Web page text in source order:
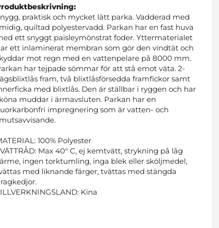
praktisk och mycket lätt parka. Vadderad med
quiltad polyestervadd. Parkan har en fast huva
ett snyggt paisleymönstrat foder. Yttermaterialet
ett inlaminerat membran som gör den vindtät och
mot regn med en vattenpelare på 8000 mm.
har tejpade sömmar för att stå emot väta. 2-
fram, två blixtlåsförsedda framfickor samt
med blixtlås. Den är ställbar i ryggen och har
muddar i ärmavsluten. Parkan har en
impregnering som är vatten- och
100% Polyester
Max 40° C, ej kemtvätt, strykning på låg
ingen torktumling, inga blek eller sköljmedel,
med liknande färger, tvättas med stängda
Kina